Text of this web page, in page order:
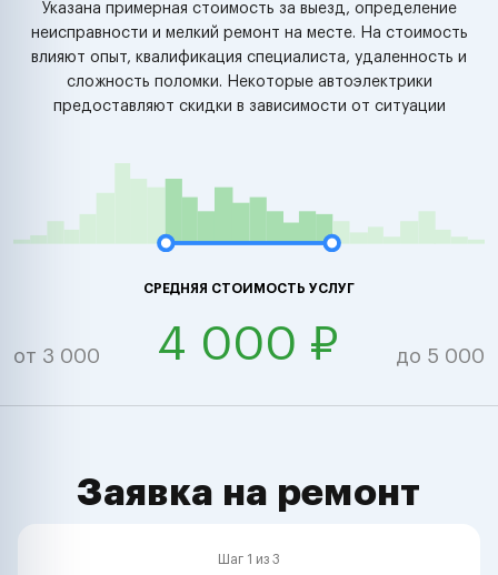
Указана примерная стоимость за выезд, определение
неисправности и мелкий ремонт на месте. На стоимость
влияют опыт, квалификация специалиста, удаленность и
сложность поломки. Некоторые автоэлектрики
предоставляют скидки в зависимости от ситуации
СРЕДНЯЯ СТОИМОСТЬ УСЛУГ
от 3 000 4 000 ₽ до 5 000
Заявка на ремонт
Шаг 1 из 3